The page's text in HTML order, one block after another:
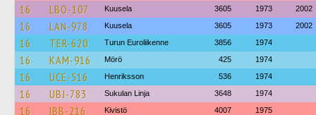
16 LBO-107 Kuusela 3605 1973 2002
16 LAN-978 Kuusela 3605 1973 2002
16 TER-620 Turun Euroliikenne 3856 1974
16 KAM-916 Mörö 425 1974
16 UCE-516 Henriksson 536 1974
16 UBJ-783 Sukulan Linja 3648 1974
16 IBB-216 Kivistö 4007 1975